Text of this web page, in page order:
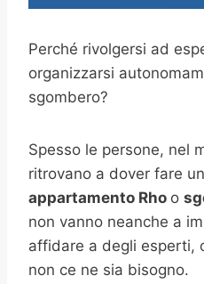
Perché rivolgersi ad
organizzarsi
sgombero?
Spesso le persone, nel
ritrovano a dover fare
appartamento Rho o
non vanno neanche a
affidare a degli esperti,
non ce ne sia bisogno.